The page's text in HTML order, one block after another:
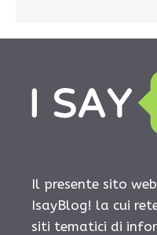
Il presente sito
IsayBlog! la cui
siti tematici di